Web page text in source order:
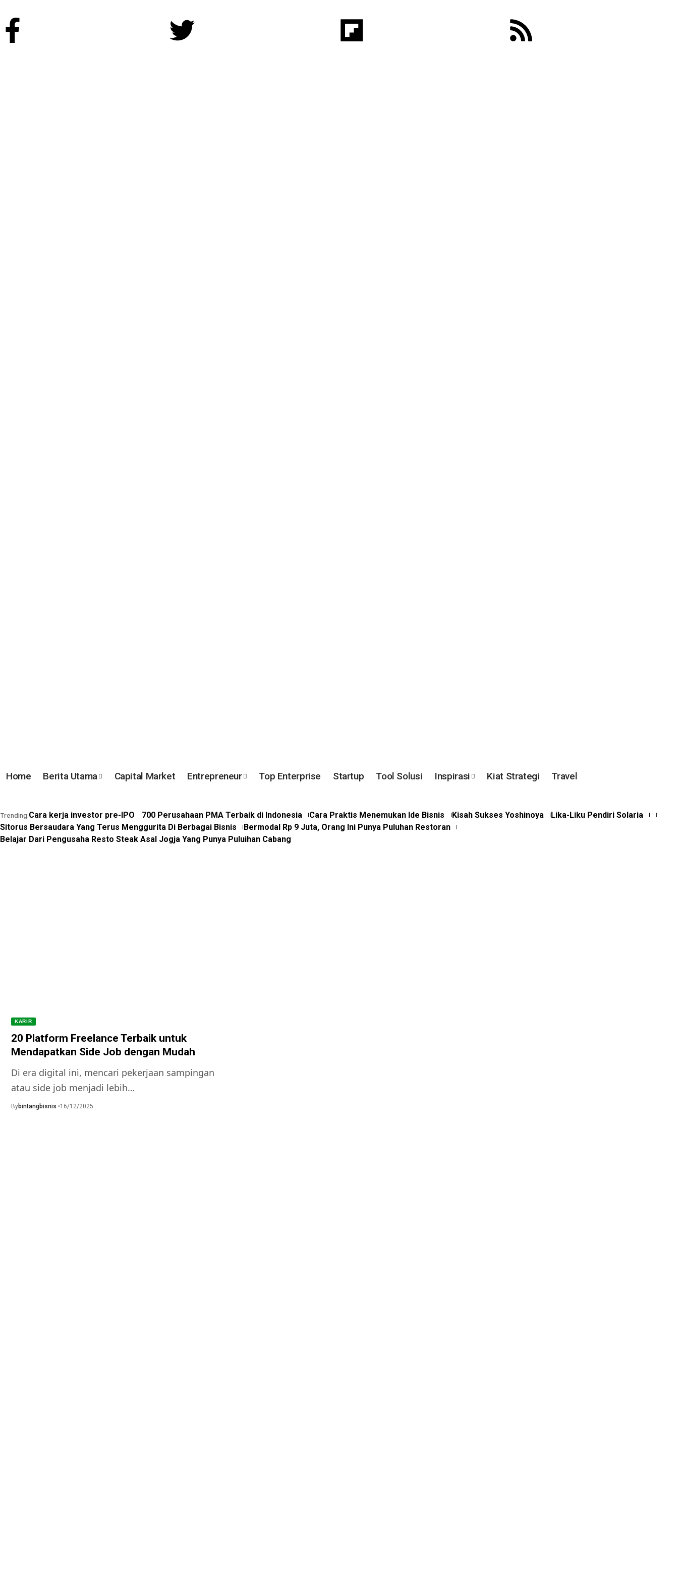
Home Berita Utama Capital Market Entrepreneur Top Enterprise Startup Tool Solusi Inspirasi Kiat Strategi Travel
Trending:Cara kerja investor pre-IPO 700 Perusahaan PMA Terbaik di Indonesia Cara Praktis Menemukan Ide Bisnis Kisah Sukses Yoshinoya
Lika-Liku Pendiri Solaria
Sitorus Bersaudara Yang Terus Menggurita Di Berbagai Bisnis
Bermodal Rp 9 Juta, Orang Ini Punya Puluhan Restoran
Belajar Dari Pengusaha Resto Steak Asal Jogja Yang Punya Puluihan Cabang
KARIR
20 Platform Freelance Terbaik untuk
Mendapatkan Side Job dengan Mudah
Di era digital ini, mencari pekerjaan sampingan
atau side job menjadi lebih…
Bybintangbisnis 16/12/2025